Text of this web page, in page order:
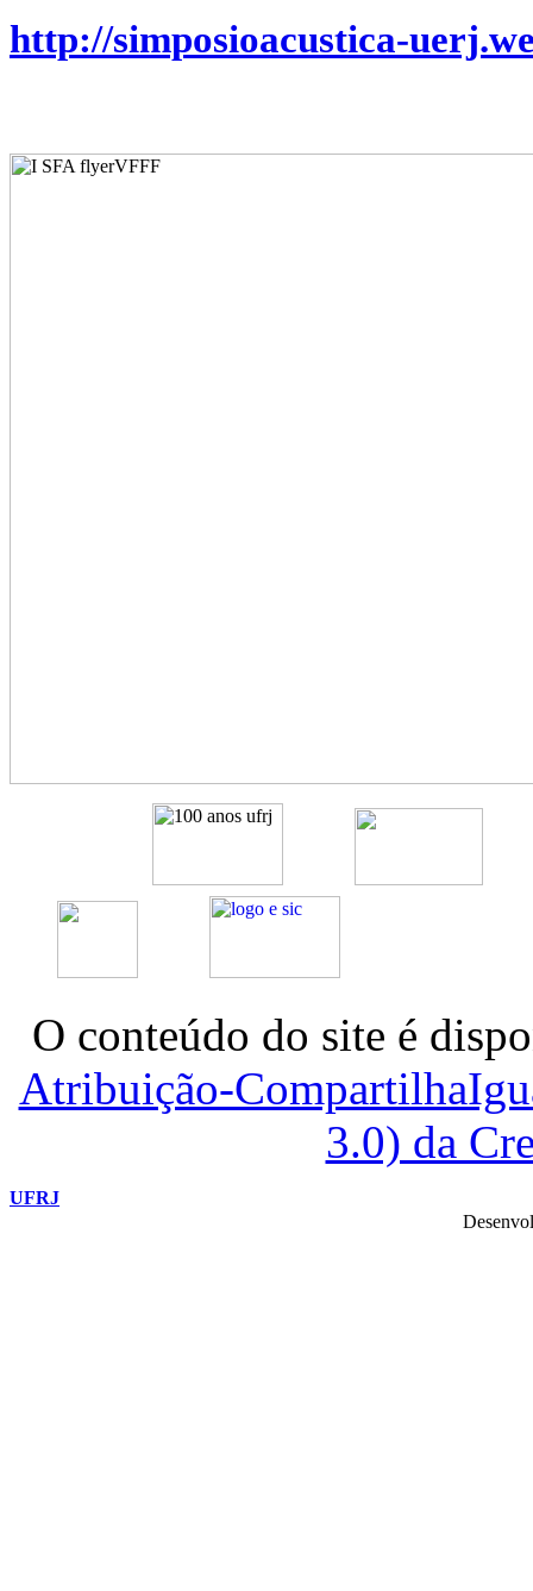
http://simposioacustica-uerj.w
O conteúdo do site é
Atribuição-
3.0) da
UFRJ